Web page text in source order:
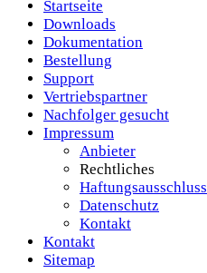
Startseite
Downloads
Dokumentation
Bestellung
Support
Vertriebspartner
Nachfolger gesucht
Impressum
Anbieter
Rechtliches
Haftungsausschluss
Datenschutz
Kontakt
Kontakt
Sitemap